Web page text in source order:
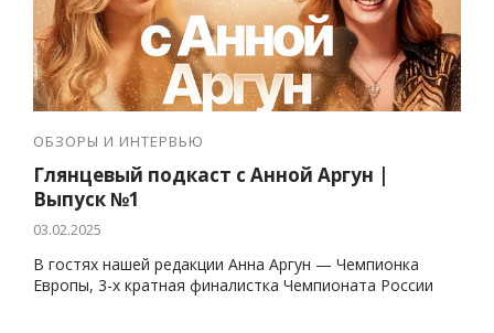
ОБЗОРЫ И ИНТЕРВЬЮ
Глянцевый подкаст с Анной Аргун |
Выпуск №1
03.02.2025
В гостях нашей редакции Анна Аргун — Чемпионка
Европы, 3-х кратная финалистка Чемпионата России